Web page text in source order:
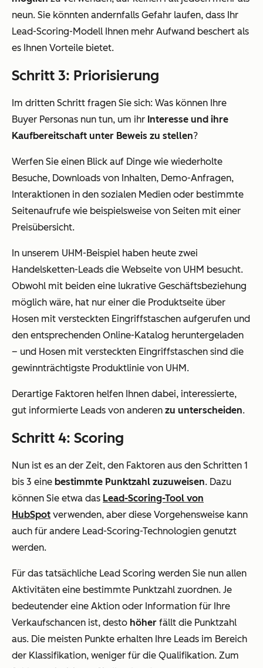
neun. Sie könnten andernfalls Gefahr laufen, dass Ihr
Lead-Scoring-Modell Ihnen mehr Aufwand beschert als
es Ihnen Vorteile bietet.
Schritt 3: Priorisierung
Im dritten Schritt fragen Sie sich: Was können Ihre
Buyer Personas nun tun, um ihr Interesse und ihre
Kaufbereitschaft unter Beweis zu stellen?
Werfen Sie einen Blick auf Dinge wie wiederholte
Besuche, Downloads von Inhalten, Demo-Anfragen,
Interaktionen in den sozialen Medien oder bestimmte
Seitenaufrufe wie beispielsweise von Seiten mit einer
Preisübersicht.
In unserem UHM-Beispiel haben heute zwei
Handelsketten-Leads die Webseite von UHM besucht.
Obwohl mit beiden eine lukrative Geschäftsbeziehung
möglich wäre, hat nur einer die Produktseite über
Hosen mit versteckten Eingriffstaschen aufgerufen und
den entsprechenden Online-Katalog heruntergeladen
– und Hosen mit versteckten Eingriffstaschen sind die
gewinnträchtigste Produktlinie von UHM.
Derartige Faktoren helfen Ihnen dabei, interessierte,
gut informierte Leads von anderen zu unterscheiden.
Schritt 4: Scoring
Nun ist es an der Zeit, den Faktoren aus den Schritten 1
bis 3 eine bestimmte Punktzahl zuzuweisen. Dazu
können Sie etwa das Lead-Scoring-Tool von
HubSpot verwenden, aber diese Vorgehensweise kann
auch für andere Lead-Scoring-Technologien genutzt
werden.
Für das tatsächliche Lead Scoring werden Sie nun allen
Aktivitäten eine bestimmte Punktzahl zuordnen. Je
bedeutender eine Aktion oder Information für Ihre
Verkaufschancen ist, desto höher fällt die Punktzahl
aus. Die meisten Punkte erhalten Ihre Leads im Bereich
der Klassifikation, weniger für die Qualifikation. Zum